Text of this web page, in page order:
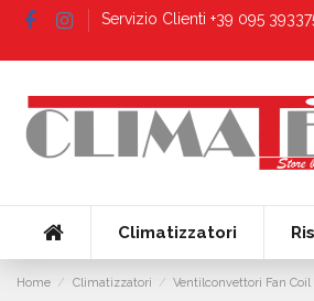
Servizio Clienti +39 095
Climatizzatori
Home Climatizzatori Ventilconvettori Fan Coil